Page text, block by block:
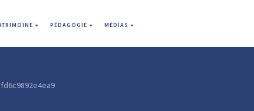
PÉDAGOGIE MÉDIAS